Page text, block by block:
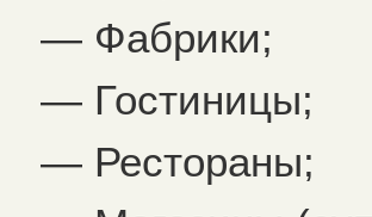
— Фабрики;
— Гостиницы;
— Рестораны;